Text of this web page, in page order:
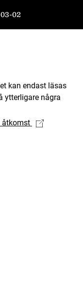
02
kan endast läsas
ytterligare några
åtkomst